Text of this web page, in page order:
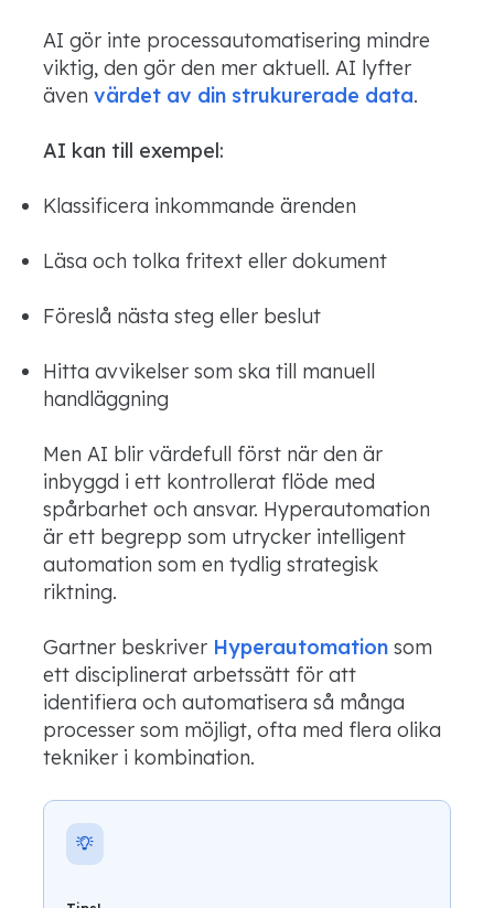
AI gör inte processautomatisering mindre
viktig, den gör den mer aktuell. AI lyfter
ävenvärdet av din strukurerade data.
AI kan till exempel:
Klassificera inkommande ärenden
Läsa och tolka fritext eller dokument
Föreslå nästa steg eller beslut
Hitta avvikelser som ska till manuell
handläggning
Men AI blir värdefull först när den är
inbyggd i ett kontrollerat flöde med
spårbarhet och ansvar. Hyperautomation
är ett begrepp som utrycker intelligent
automation som en tydlig strategisk
riktning.
Gartner beskriver Hyperautomation som
ett disciplinerat arbetssätt för att
identifiera och automatisera så många
processer som möjligt, ofta med flera olika
tekniker i kombination.